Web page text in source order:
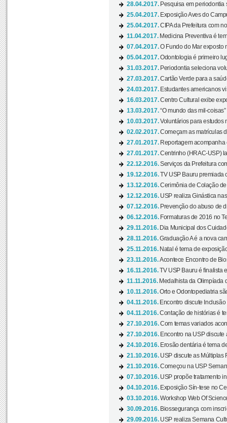
28.04.2017. Pesquisa em periodontia
25.04.2017. Exposição Aves do
25.04.2017.CIPA da Prefeitura com
11.04.2017. Medicina Preventiva é
07.04.2017.O Fundo do Mar exposto
05.04.2017.Odontologia é primeiro
31.03.2017. Periodontia seleciona
27.03.2017.Cartão Verde para a
24.03.2017. Estudantes americanos
16.03.2017.Centro Cultural exibe
13.03.2017.“O mundo das mil-
10.03.2017.Voluntários para estudos
02.02.2017.Começam as matrículas
27.01.2017. Reportagem
27.01.2017.Centrinho (HRAC-USP)
22.12.2016.Serviços da Prefeitura
19.12.2016.TV USP Bauru premiada
13.12.2016.Cerimônia de Colação
12.12.2016. USP realiza Ginástica
07.12.2016. Prevenção do abuso de
06.12.2016. Formaturas de 2016 no
29.11.2016. Dia Municipal dos
28.11.2016.Graduação A é a nova
25.11.2016. Natal é tema de
23.11.2016.Acontece Encontro de
16.11.2016.TV USP Bauru é finalista
11.11.2016. Medalhista da Olimpíada
10.11.2016.Orto e Odontopediatria
04.11.2016. Encontro discute
04.11.2016.Contação de histórias é
27.10.2016.Com temas variados
27.10.2016. Encontro na USP discute
24.10.2016. Erosão dentária é tema
21.10.2016. USP discute as Múltiplas
21.10.2016.Começou na USP
07.10.2016. USP propõe tratamento
04.10.2016. Exposição Sín-tese no
03.10.2016.Workshop Web Of
30.09.2016. Biossegurança com
29.09.2016. USP realiza Semana